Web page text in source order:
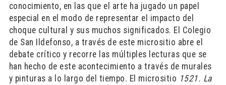
conocimiento, en las que el arte ha jugado un papel
especial en el modo de representar el impacto del
choque cultural y sus muchos significados. El Colegio
de San Ildefonso, a través de este micrositio abre el
debate crítico y recorre las múltiples lecturas que se
han hecho de este acontecimiento a través de murales
y pinturas a lo largo del tiempo. El micrositio 1521. La